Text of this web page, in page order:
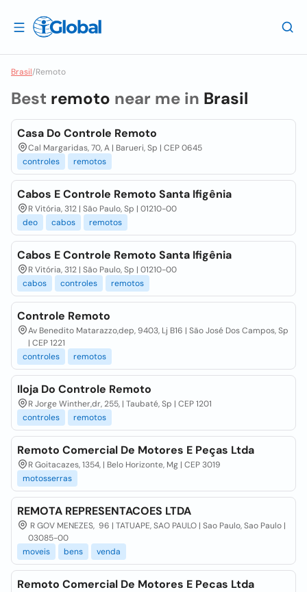
Brasil/Remoto
Best remoto near me in Brasil
Casa Do Controle Remoto
Cal Margaridas, 70, A | Barueri, Sp | CEP 0645
controles
remotos
Cabos E Controle Remoto Santa Ifigênia
R Vitória, 312 | São Paulo, Sp | 01210-00
deo
cabos remotos
Cabos E Controle Remoto Santa Ifigênia
R Vitória, 312 | São Paulo, Sp | 01210-00
cabos
controles remotos
Controle Remoto
Av Benedito Matarazzo,dep, 9403, Lj B16 | São José Dos Campos, Sp
| CEP 1221
controles
remotos
Iloja Do Controle Remoto
R Jorge Winther,dr, 255, | Taubaté, Sp | CEP 1201
controles
remotos
Remoto Comercial De Motores E Peças Ltda
R Goitacazes, 1354, | Belo Horizonte, Mg | CEP 3019
motosserras
REMOTA REPRESENTACOES LTDA
R GOV MENEZES, 96 | TATUAPE, SAO PAULO | Sao Paulo, Sao Paulo |
03085-00
moveis
bens venda
Remoto Comercial De Motores E Pecas Ltda